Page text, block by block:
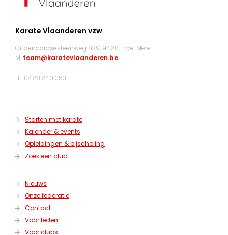
Karate Vlaanderen vzw
Oudenaardsesteenweg 839, 9420 Erpe-Mere
M: team@karatevlaanderen.be
BE 0428.240.053
Starten met karate
Kalender & events
Opleidingen & bijscholing
Zoek een club
Nieuws
Onze federatie
Contact
Voor leden
Voor clubs